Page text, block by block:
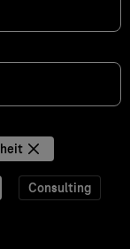
Consulting